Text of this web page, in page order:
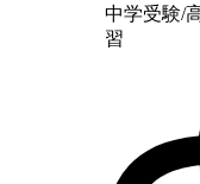
中学受験/
習